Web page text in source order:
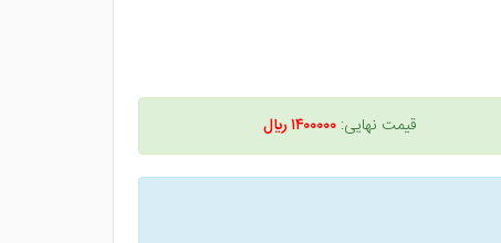
قیمت نهایی:۱۴۰۰۰۰۰ ريال